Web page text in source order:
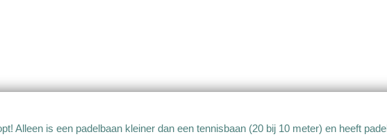
Alleen is een padelbaan kleiner dan een tennisbaan (20 bij 10 meter) en heeft